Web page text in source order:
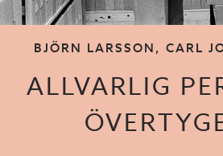
BJÖRN LARSSON, CARL
ALLVARLIG